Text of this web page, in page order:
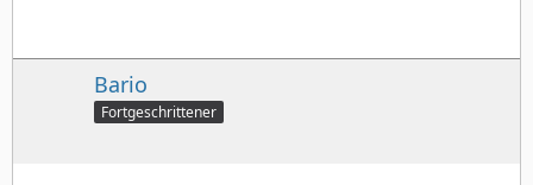
Bario
Fortgeschrittener